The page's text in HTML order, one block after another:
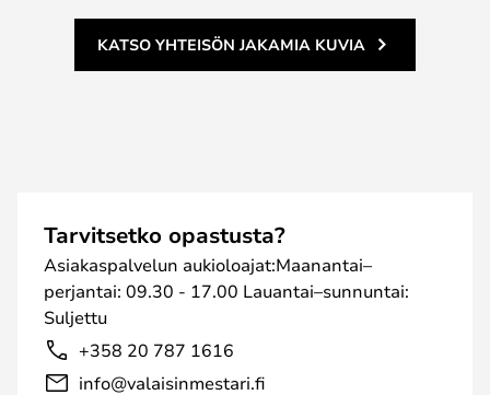
KATSO YHTEISÖN JAKAMIA KUVIA
Tarvitsetko opastusta?
Asiakaspalvelun aukioloajat:Maanantai–
perjantai: 09.30 - 17.00 Lauantai–sunnuntai:
Suljettu
+358 20 787 1616
info@valaisinmestari.fi